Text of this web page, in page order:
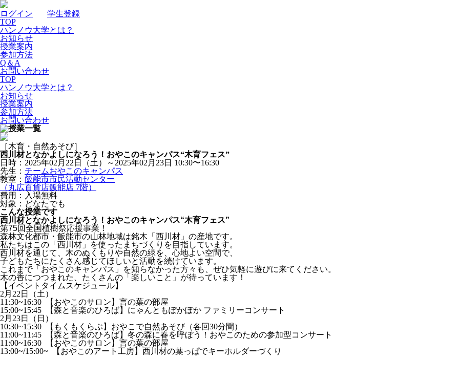
ログイン
学生登録
TOP
ハンノウ大学とは？
お知らせ
授業案内
参加方法
Q＆A
お問い合わせ
TOP
ハンノウ大学とは？
お知らせ
授業案内
参加方法
お問い合わせ
［木育・自然あそび］
西川材となかよしになろう！おやこのキャンパス“木育フェス”
日時：2025年02月22日（土）～2025年02月23日 10:30〜16:30
先生： チームおやこのキャンパス
教室： 飯能市市民活動センター
（丸広百貨店飯能店 7階）
費用：入場無料
対象：どなたでも
こんな授業です
西川材となかよしになろう！おやこのキャンパス“木育フェス”
第75回全国植樹祭応援事業！
森林文化都市・飯能市の山林地域は銘木「西川材」の産地です。
私たちはこの「西川材」を使ったまちづくりを目指しています。
西川材を通じて、木のぬくもりや自然の緑を、心地よい空間で、
子どもたちにたくさん感じてほしいと活動を続けています。
これまで「おやこのキャンパス」を知らなかった方々も、ぜひ気軽に遊びに来てください。
木の香につつまれた、たくさんの「楽しいこと」が待っています！
【イベントタイムスケジュール】
2月22日（土）
11:30~16:30 【おやこのサロン】言の葉の部屋
15:00~15:45 【森と音楽のひろば】にゃんともぽかぽか ファミリーコンサート
2月23日（日）
10:30~15:30 【もくもくらぶ】おやこで自然あそび（各回30分間）
11:00~11:45 【森と音楽のひろば】冬の森に春を呼ぼう！おやこのための参加型コンサート
11:00~16:30 【おやこのサロン】言の葉の部屋
13:00~/15:00~ 【おやこのアート工房】西川材の葉っぱでキーホルダーづくり